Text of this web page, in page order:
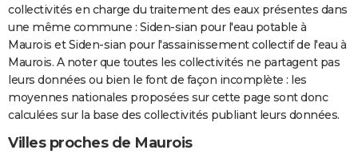
collectivités en charge du traitement des eaux présentes dans
une même commune : Siden-sian pour l'eau potable à
Maurois et Siden-sian pour l'assainissement collectif de l'eau à
Maurois. A noter que toutes les collectivités ne partagent pas
leurs données ou bien le font de façon incomplète : les
moyennes nationales proposées sur cette page sont donc
calculées sur la base des collectivités publiant leurs données.
Villes proches de Maurois